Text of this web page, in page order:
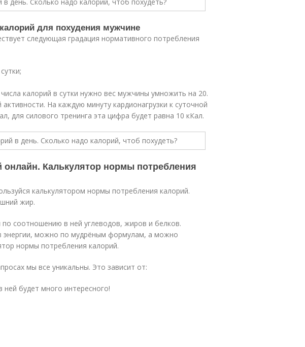
для похудения мужчине
следующая градация нормативного потребления
калорий в сутки нужно вес мужчины умножить на 20.
На каждую минуту кардионагрузки к суточной
для силового тренинга эта цифра будет равна 10 кКал.
онлайн. Калькулятор нормы потребления
калькулятором нормы потребления калорий.
жир.
соотношению в ней углеводов, жиров и белков.
энергии, можно по мудрёным формулам, а можно
нормы потребления калорий.
мы все уникальны. Это зависит от:
будет много интересного!